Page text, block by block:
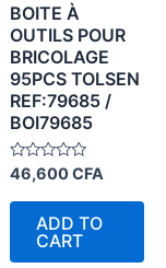
BOITE À
OUTILS POUR
BRICOLAGE
95PCS TOLSEN
REF:79685 /
BOI79685
Rated
out
46,600CFA
ADD TO
CART